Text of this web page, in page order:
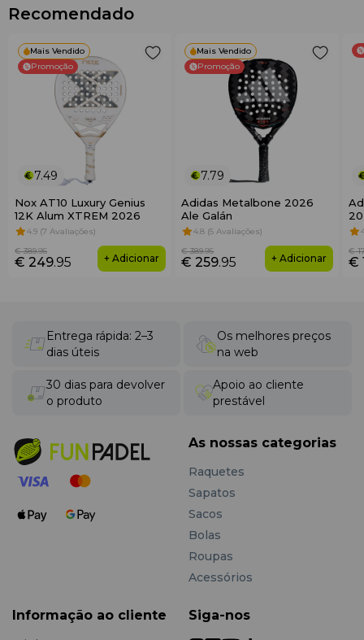
Recomendado
Mais Vendido
Promoção
7.49
Nox AT10 Luxury Genius
12K Alum XTREM 2026
4.9 (7 Avaliações)
€ 249.95
€ 389.95
+ Adicionar
Mais Vendido
Promoção
7.79
Adidas Metalbone 2026
Ale Galán
4.8 (5 Avaliações)
€ 259.95
€ 389.95
+ Adicionar €
€
Entrega rápida: 2–3
dias úteis
Os melhores preços
na web
30 dias para devolver
o produto
Apoio ao cliente
prestável
As nossas categorias
Raquetes
Sapatos
Sacos
Bolas
Roupas
Acessórios
Informação ao cliente Siga-nos